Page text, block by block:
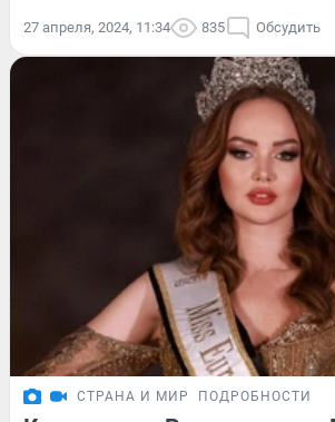
27 апреля, 2024, 11:34 835 Обсудить
СТРАНА И МИР ПОДРОБНОСТИ